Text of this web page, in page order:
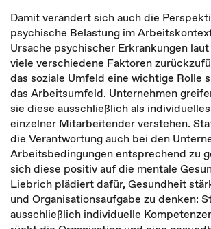
Damit verändert sich auch die
psychische Belastung im
Ursache psychischer Erkrankungen
viele verschiedene Faktoren
das soziale Umfeld eine wichtige Rolle
das Arbeitsumfeld. Unternehmen
sie diese ausschließlich als
einzelner Mitarbeitender verstehen.
die Verantwortung auch bei den
Arbeitsbedingungen entsprechend zu
sich diese positiv auf die mentale
Liebrich plädiert dafür, Gesundheit
und Organisationsaufgabe zu denken:
ausschließlich individuelle